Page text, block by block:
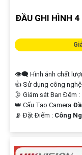
ĐẦU GHI HÌNH
👁️‍🗨 Hình ảnh chất
👍 Sử dụng công nghệ
🌛 Giám sát Ban Đêm :
👑 Cấu Tạo Camera
️📡 Đặt Điểm : Công